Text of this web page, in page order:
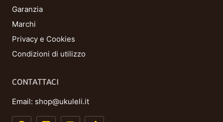
Garanzia
Marchi
Privacy e Cookies
Condizioni di utilizzo
CONTATTACI
Email: shop@ukuleli.it